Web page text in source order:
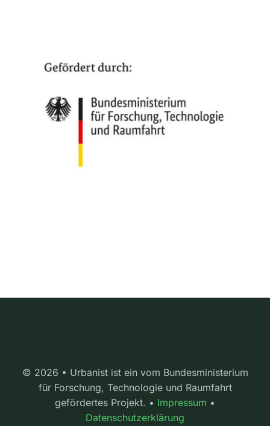
© 2026 • Urbanist ist ein vom Bundesministerium
für Forschung, Technologie und Raumfahrt
gefördertes Projekt. • Impressum •
Datenschutzerklärung